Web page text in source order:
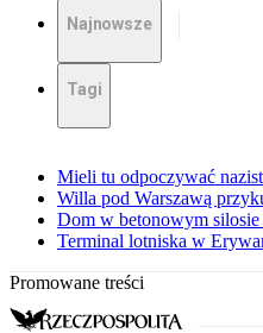
Najnowsze
Tagi
Mieli tu odpoczywać
Willa pod Warszawą
Dom w betonowym
Terminal lotniska w
Promowane treści